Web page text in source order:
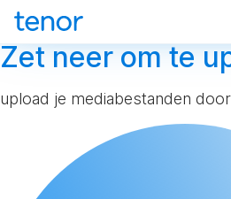
Zet neer om te
upload je mediabestanden